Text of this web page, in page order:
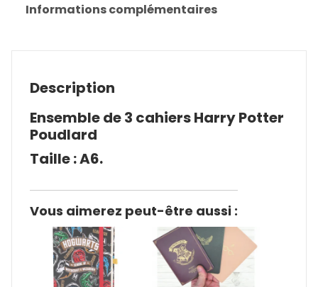
Informations complémentaires
Description
Ensemble de 3 cahiers Harry Potter
Poudlard
Taille : A6.
Vous aimerez peut-être aussi :